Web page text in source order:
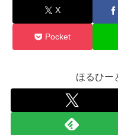
X
Pocket
ほるひー